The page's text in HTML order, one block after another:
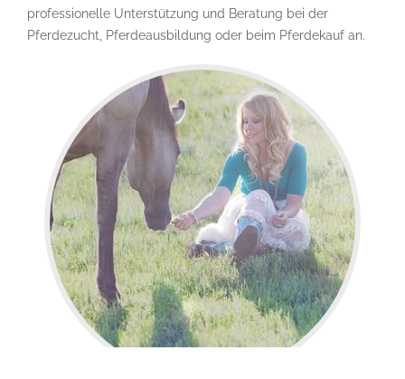
professionelle Unterstützung und Beratung bei der
Pferdezucht, Pferdeausbildung oder beim Pferdekauf an.